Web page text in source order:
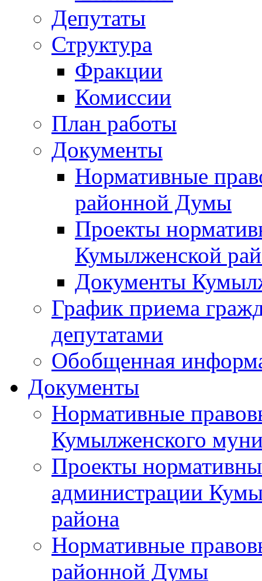
Депутаты
Структура
Фракции
Комиссии
План работы
Документы
Нормативные
районной Думы
Проекты
Кумылженской
Документы
График приема
депутатами
Обобщенная
Документы
Нормативные
Кумылженского
Проекты
администрации
района
Нормативные
районной Думы